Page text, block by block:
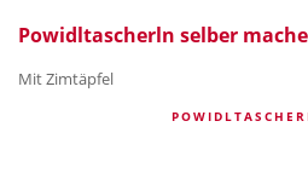
Powidltascherln selber
Mit Zimtäpfel